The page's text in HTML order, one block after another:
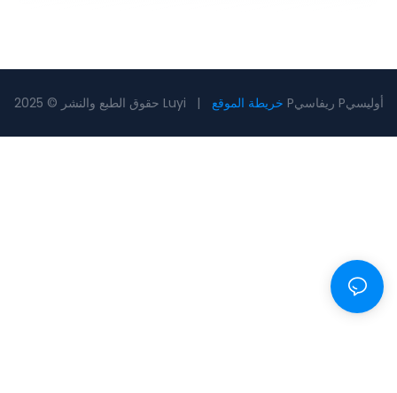
حقوق الطبع والنشر © 2025 Luyi | Pريفاسي Pأوليسي